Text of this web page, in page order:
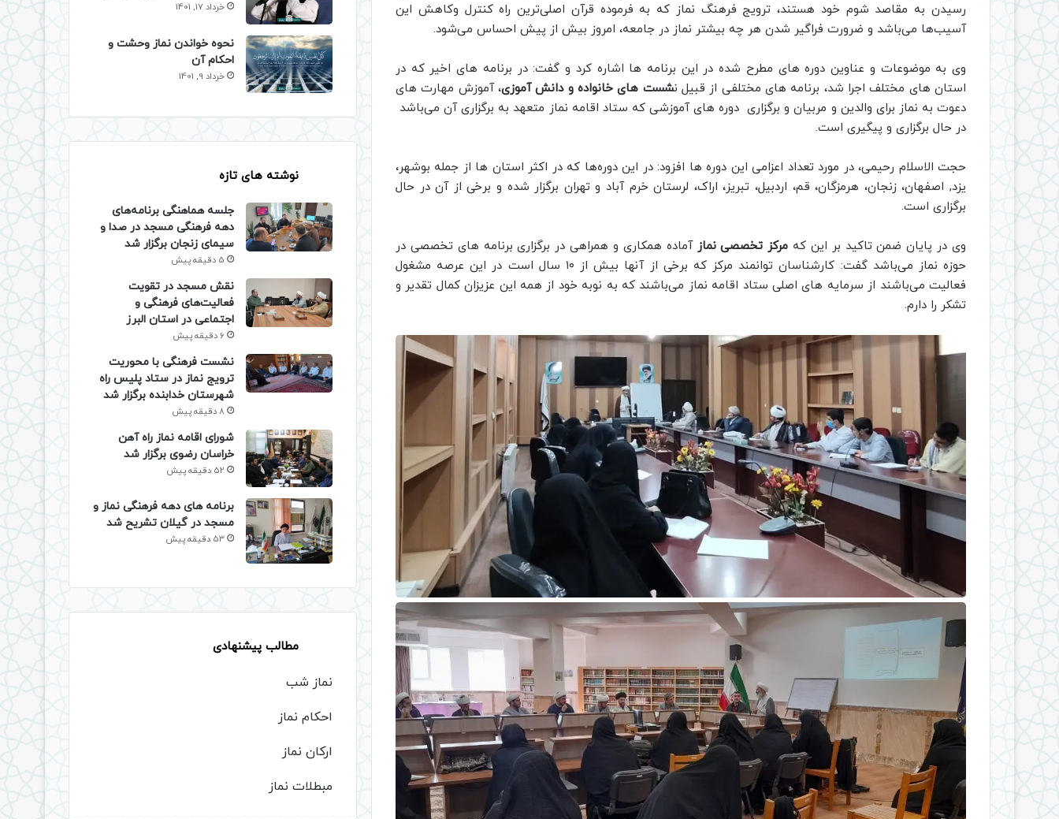
رسیدن به مقاصد شوم خود هستند، ترویج فرهنگ نماز که به فرموده قرآن اصلی‌ترین راه کنترل وکاهش این
آسیب‌ها می‌باشد و ضرورت فراگیر شدن هر چه بیشتر نماز در جامعه، امروز بیش از پیش احساس می‌شود.
وی به موضوعات و عناوین دوره های مطرح شده در این برنامه ها اشاره کرد و گفت: در برنامه های اخیر که در
استان های مختلف اجرا شد، برنامه های مختلفی از قبیل نشست های خانواده و دانش آموزی، آموزش مهارت های
دعوت به نماز برای والدین و مربیان و برگزاری دوره های آموزشی که ستاد اقامه نماز متعهد به برگزاری آن می‌باشد
در حال برگزاری و پیگیری است.
حجت الاسلام رحیمی، در مورد تعداد اعزامی این دوره ها افزود: در این دوره‌ها که در اکثر استان ها از جمله بوشهر،
یزد, اصفهان، زنجان، هرمزگان، قم، اردبیل، تبریز، اراک، لرستان خرم آباد و تهران برگزار شده و برخی از آن در حال
برگزاری است.
وی در پایان ضمن تاکید بر این که مرکز تخصصی نماز آماده همکاری و همراهی در برگزاری برنامه های تخصصی در
حوزه نماز می‌باشد گفت: کارشناسان توانمند مرکز که برخی از آنها بیش از ۱۰ سال است در این عرصه مشغول
فعالیت می‌باشند از سرمایه های اصلی ستاد اقامه نماز می‌باشند که به نوبه خود از همه این عزیزان کمال تقدیر و
تشکر را دارم.
خرداد 17, 1401
نحوه خواندن نماز وحشت و
احکام آن
خرداد 9, 1401
نوشته های تازه
جلسه هماهنگی برنامه‌های
دهه فرهنگی مسجد در صدا و
سیمای زنجان برگزار شد
5 دقیقه پیش
نقش مسجد در تقویت
فعالیت‌های فرهنگی و
اجتماعی در استان البرز
6 دقیقه پیش
نشست فرهنگی با محوریت
ترویج نماز در ستاد پلیس راه
شهرستان خدابنده برگزار شد
8 دقیقه پیش
شورای اقامه نماز راه آهن
خراسان رضوی برگزار شد
52 دقیقه پیش
برنامه های دهه فرهنگی نماز و
مسجد در گیلان تشریح شد
53 دقیقه پیش
مطالب پیشنهادی
نماز شب
احکام نماز
ارکان نماز
مبطلات نماز